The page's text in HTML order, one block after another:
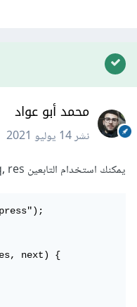
محمد أبو عواد
نشر14 يوليو 2021
يمكنك استخدام التابعين req, res لهذا الشيء, يتم استخدامهم كالتالي
next) {